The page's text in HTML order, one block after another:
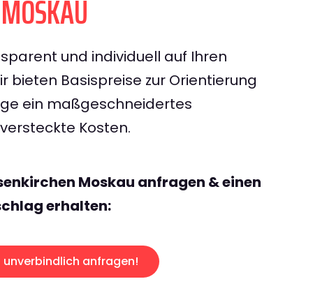
und individuell auf Ihren
bieten Basispreise zur Orientierung
ein maßgeschneidertes
Kosten.
Moskau anfragen & einen
erhalten:
unverbindlich anfragen!